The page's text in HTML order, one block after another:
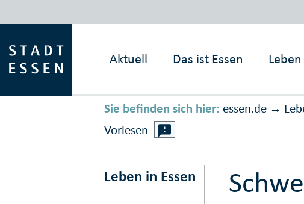
Aktuell Das ist Essen
Sie befinden sich hier: essen.de →
Vorlesen
Leben in Essen